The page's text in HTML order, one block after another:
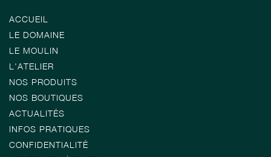
ACCUEIL
LE DOMAINE
LE MOULIN
L'ATELIER
NOS PRODUITS
NOS BOUTIQUES
ACTUALITÉS
INFOS PRATIQUES
CONFIDENTIALITÉ